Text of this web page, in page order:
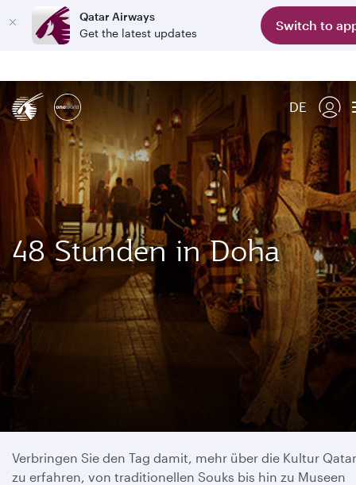
Qatar Airways
Get the latest updates
Switch to
DE
48 Stunden in Doha
Verbringen Sie den Tag damit, mehr über die Kultur
zu erfahren, von traditionellen Souks bis hin zu Museen